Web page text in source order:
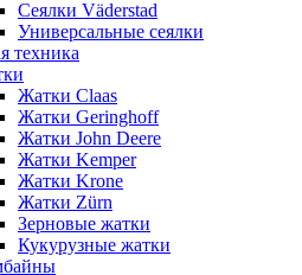
Сеялки Väderstad
Универсальные сеялки
техника
Жатки Claas
Жатки Geringhoff
Жатки John Deere
Жатки Kemper
Жатки Krone
Жатки Zürn
Зерновые жатки
Кукурузные жатки